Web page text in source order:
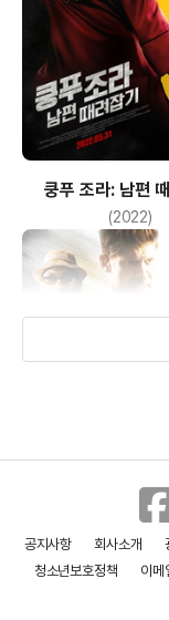
쿵푸 조라: 남편
(2022)
킥복서 더 레
공지사항 회사소개
청소년보호정책
이메